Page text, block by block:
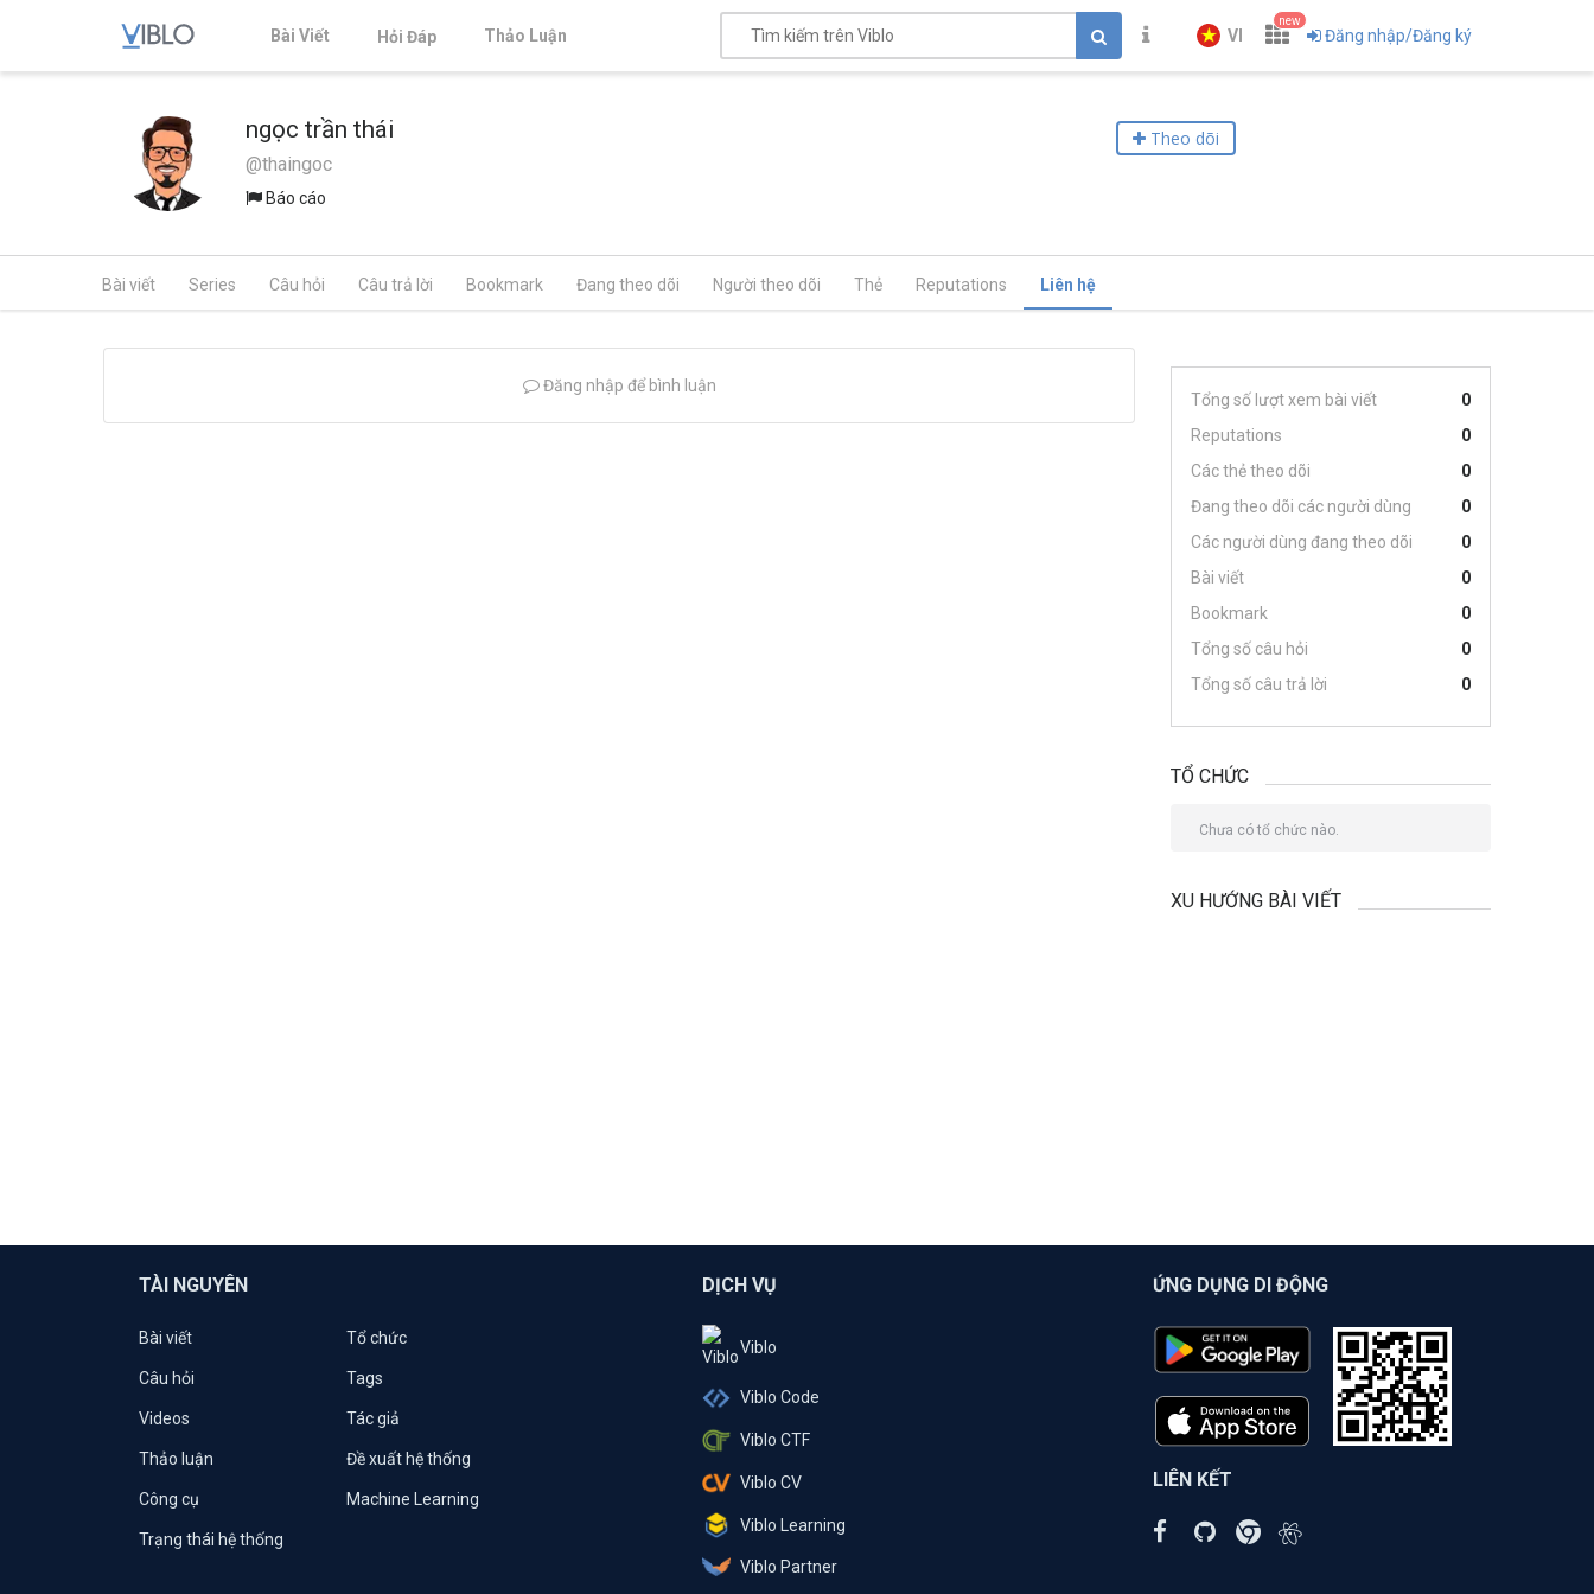
Bài Viết Hỏi Đáp Thảo Luận VI
new
Đăng nhập/Đăng ký
ngọc trần thái
@thaingoc
Báo cáo
Theo dõi
Bài viết Series Câu hỏi Câu trả lời Bookmark Đang theo dõi Người theo dõi Thẻ Reputations Liên hệ
Đăng nhập để bình luận
Tổng số lượt xem bài viết
0
Reputations
0
Các thẻ theo dõi
0
Đang theo dõi các người dùng
0
Các người dùng đang theo dõi
0
Bài viết
0
Bookmark
0
Tổng số câu hỏi
0
Tổng số câu trả lời
0
TỔ CHỨC
Chưa có tổ chức nào.
XU HƯỚNG BÀI VIẾT
TÀI NGUYÊN
Bài viết Tổ chức
Câu hỏi Tags
Videos Tác giả
Thảo luận Đề xuất hệ thống
Công cụ Machine Learning
Trạng thái hệ thống
DỊCH VỤ
Viblo
Viblo Code
Viblo CTF
Viblo CV
Viblo Learning
Viblo Partner
ỨNG DỤNG DI ĐỘNG
LIÊN KẾT